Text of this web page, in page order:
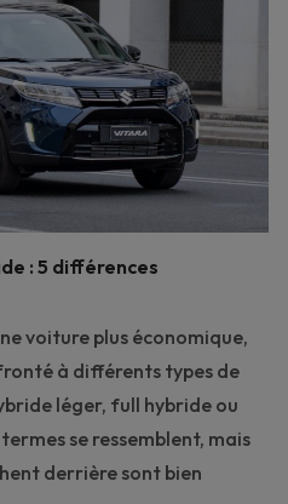
: 5 différences
voiture plus économique,
à différents types de
léger, full hybride ou
se ressemblent, mais
derrière sont bien